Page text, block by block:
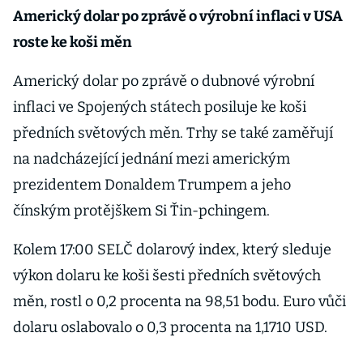
Americký dolar po zprávě o výrobní inflaci v USA
roste ke koši měn
Americký dolar po zprávě o dubnové výrobní
inflaci ve Spojených státech posiluje ke koši
předních světových měn. Trhy se také zaměřují
na nadcházející jednání mezi americkým
prezidentem Donaldem Trumpem a jeho
čínským protějškem Si Ťin-pchingem.
Kolem 17:00 SELČ dolarový index, který sleduje
výkon dolaru ke koši šesti předních světových
měn, rostl o 0,2 procenta na 98,51 bodu. Euro vůči
dolaru oslabovalo o 0,3 procenta na 1,1710 USD.